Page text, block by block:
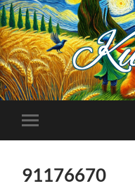
Toggle
mobile
91176670